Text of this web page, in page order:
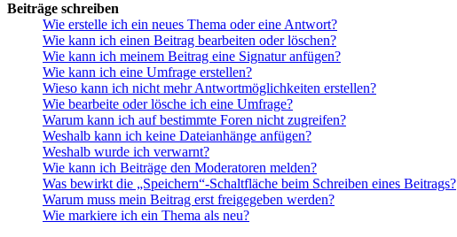
Beiträge schreiben
Wie erstelle ich ein neues Thema oder eine Antwort?
Wie kann ich einen Beitrag bearbeiten oder löschen?
Wie kann ich meinem Beitrag eine Signatur anfügen?
Wie kann ich eine Umfrage erstellen?
Wieso kann ich nicht mehr Antwortmöglichkeiten erstellen?
Wie bearbeite oder lösche ich eine Umfrage?
Warum kann ich auf bestimmte Foren nicht zugreifen?
Weshalb kann ich keine Dateianhänge anfügen?
Weshalb wurde ich verwarnt?
Wie kann ich Beiträge den Moderatoren melden?
Was bewirkt die „Speichern“-Schaltfläche beim Schreiben eines Beitrags?
Warum muss mein Beitrag erst freigegeben werden?
Wie markiere ich ein Thema als neu?